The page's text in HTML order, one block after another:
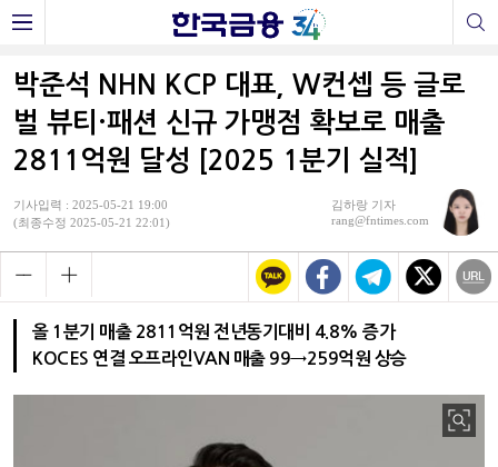
박준석 NHN KCP 대표, W컨셉 등 글로
벌 뷰티·패션 신규 가맹점 확보로 매출
2811억원 달성 [2025 1분기 실적]
기사입력 : 2025-05-21 19:00
(최종수정 2025-05-21 22:01)
김하랑 기자
rang@fntimes.com
올 1분기 매출 2811억원 전년동기대비 4.8% 증가
KOCES 연결 오프라인VAN 매출 99→259억원 상승